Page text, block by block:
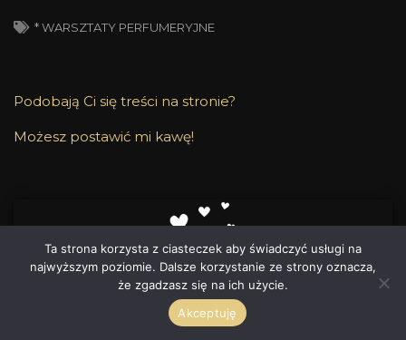
* WARSZTATY PERFUMERYJNE
Podobają Ci się treści na stronie?
Możesz postawić mi kawę!
Ta strona korzysta z ciasteczek aby świadczyć usługi na
najwyższym poziomie. Dalsze korzystanie ze strony oznacza,
że zgadzasz się na ich użycie.
Akceptuję